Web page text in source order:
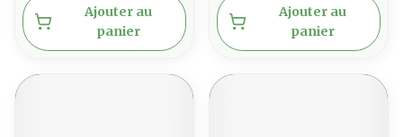
Ajouter au
panier
Ajouter au
panier